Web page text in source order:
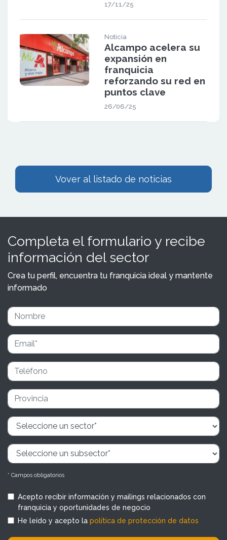
17/11/25
Noticia
Alcampo acelera su
expansión en
franquicia
reforzando su red en
puntos clave
26/06/25
Vover al listado de noticias
Completa el formulario y recibe
información del sector
Crea tu perfil, encuentra tu franquicia ideal y mantente
informado
* Campos obligatorios
Acepto recibir información y mailings relacionados con
franquicia y oportunidades de negocio
He leído y acepto la política de protección de datos